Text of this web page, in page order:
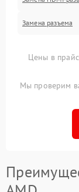
Замена разъема
Цены в
Мы проверим